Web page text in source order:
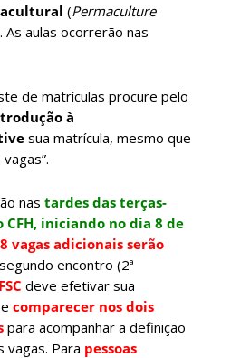
(Permaculture
As aulas ocorrerão nas
de matrículas procure pelo
à
sua matrícula, mesmo que
nastardes das terças-
CFH, iniciando no dia 8 de
vagas adicionais serão
encontro (2ª
deve efetivar sua
comparecer nos dois
para acompanhar a definição
vagas. Para pessoas